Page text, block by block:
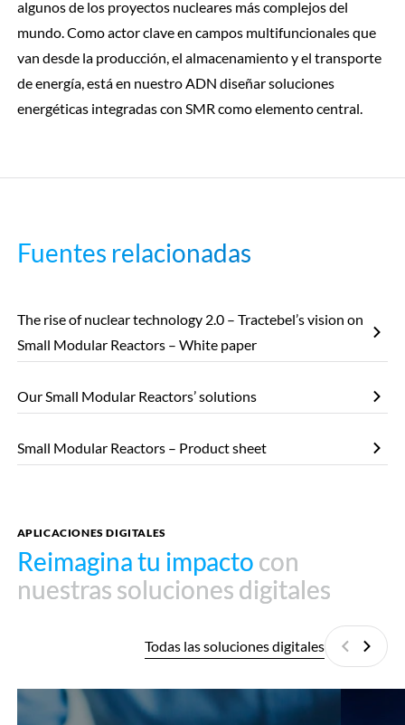
algunos de los proyectos nucleares más complejos del
mundo. Como actor clave en campos multifuncionales que
van desde la producción, el almacenamiento y el transporte
de energía, está en nuestro ADN diseñar soluciones
energéticas integradas con SMR como elemento central.
Fuentes relacionadas
The rise of nuclear technology 2.0 – Tractebel’s vision on
Small Modular Reactors – White paper
Our Small Modular Reactors’ solutions
Small Modular Reactors – Product sheet
APLICACIONES DIGITALES
Reimagina tu impacto con
nuestras soluciones digitales
Reimagina tu impacto con
nuestras soluciones digitales
Todas las soluciones digitales
Anterior
SMR